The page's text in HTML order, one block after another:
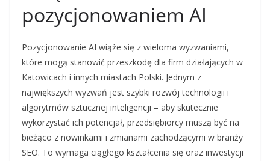
pozycjonowaniem AI
Pozycjonowanie AI wiąże się z wieloma wyzwaniami,
które mogą stanowić przeszkodę dla firm działających w
Katowicach i innych miastach Polski. Jednym z
największych wyzwań jest szybki rozwój technologii i
algorytmów sztucznej inteligencji – aby skutecznie
wykorzystać ich potencjał, przedsiębiorcy muszą być na
bieżąco z nowinkami i zmianami zachodzącymi w branży
SEO. To wymaga ciągłego kształcenia się oraz inwestycji